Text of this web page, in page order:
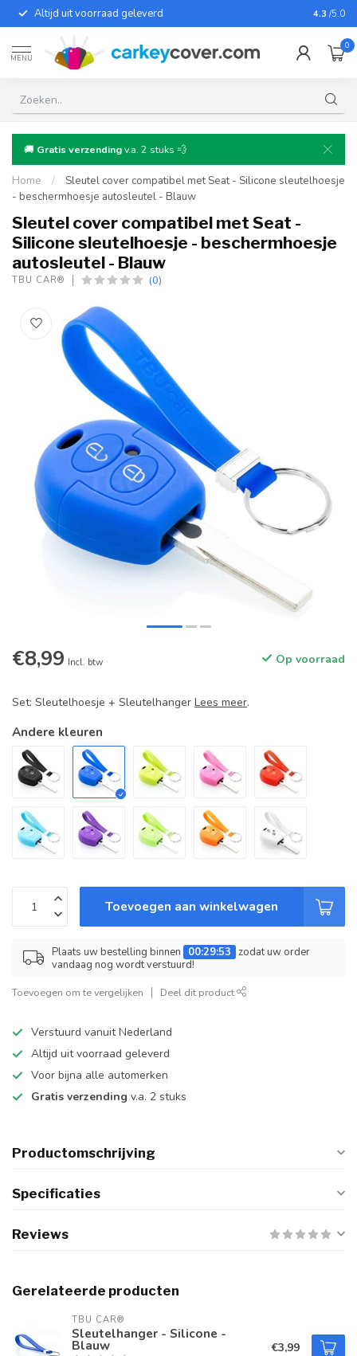
Altijd uit voorraad geleverd Voor
4.3 /5.0
MENU
0
🚚 Gratis verzendingv.a. 2 stuks 💨
Home /
Sleutel cover compatibel met Seat - Silicone sleutelhoesje
- beschermhoesje autosleutel - Blauw
Sleutel cover compatibel met Seat -
Silicone sleutelhoesje - beschermhoesje
autosleutel - Blauw
TBU CAR® (0)
€8,99 Incl. btw Op voorraad
Set: Sleutelhoesje + Sleutelhanger Lees meer.
Andere kleuren
Toevoegen aan winkelwagen
Plaats uw bestelling binnen 00:29:53 zodat uw order
vandaag nog wordt verstuurd!
Toevoegen om te vergelijken Deel dit product
Verstuurd vanuit Nederland
Altijd uit voorraad geleverd
Voor bijna alle automerken
Gratis verzending v.a. 2 stuks
Productomschrijving
Specificaties
Reviews
Gerelateerde producten
TBU CAR®
Sleutelhanger - Silicone -
Blauw €3,99